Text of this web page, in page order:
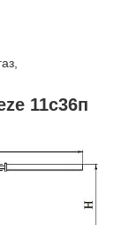
11с36п